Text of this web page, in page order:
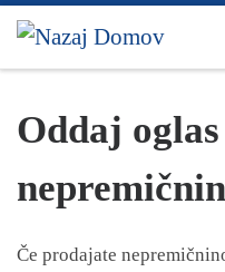
Skip to content
Oddaj
Če prodajate